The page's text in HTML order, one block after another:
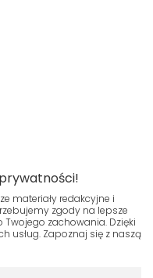
- Wszelkie prawa
materiały redakcyjne i
zgody na lepsze
zachowania. Dzięki
usług. Zapoznaj się z naszą